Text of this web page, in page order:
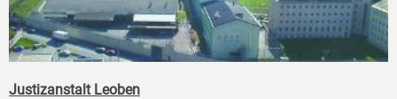
Justizanstalt Leoben